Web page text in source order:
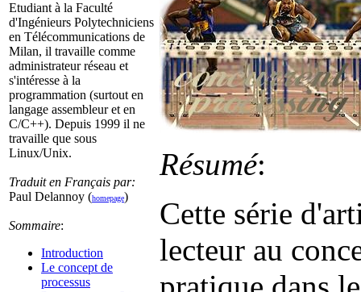
Etudiant à la Faculté
d'Ingénieurs Polytechniciens
en Télécommunications de
Milan, il travaille comme
administrateur réseau et
s'intéresse à la
programmation (surtout en
langage assembleur et en
C/C++). Depuis 1999 il ne
travaille que sous
Linux/Unix.
Traduit en Français par:
Paul Delannoy (homepage)
Sommaire:
Introduction
Le concept de
processus
Résumé:
Cette série
lecteur au